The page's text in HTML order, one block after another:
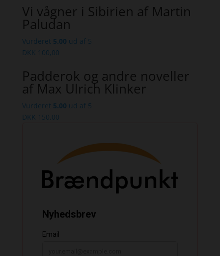
Vi vågner i Sibirien af Martin
Paludan
Vurderet 5.00 ud af 5
DKK 100,00
Padderok og andre noveller
af Max Ulrich Klinker
Vurderet 5.00 ud af 5
DKK 150,00